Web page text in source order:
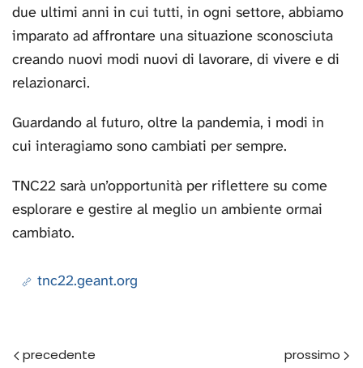
due ultimi anni in cui tutti, in ogni settore, abbiamo
imparato ad affrontare una situazione sconosciuta
creando nuovi modi nuovi di lavorare, di vivere e di
relazionarci.
Guardando al futuro, oltre la pandemia, i modi in
cui interagiamo sono cambiati per sempre.
TNC22 sarà un’opportunità per riflettere su come
esplorare e gestire al meglio un ambiente ormai
cambiato.
tnc22.geant.org